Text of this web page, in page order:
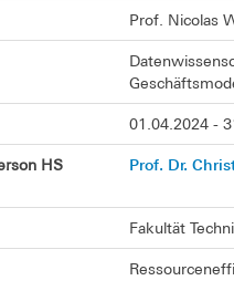
Prof. Nicolas
01.04.2024 -
HS
Prof. Dr.
Fakultät